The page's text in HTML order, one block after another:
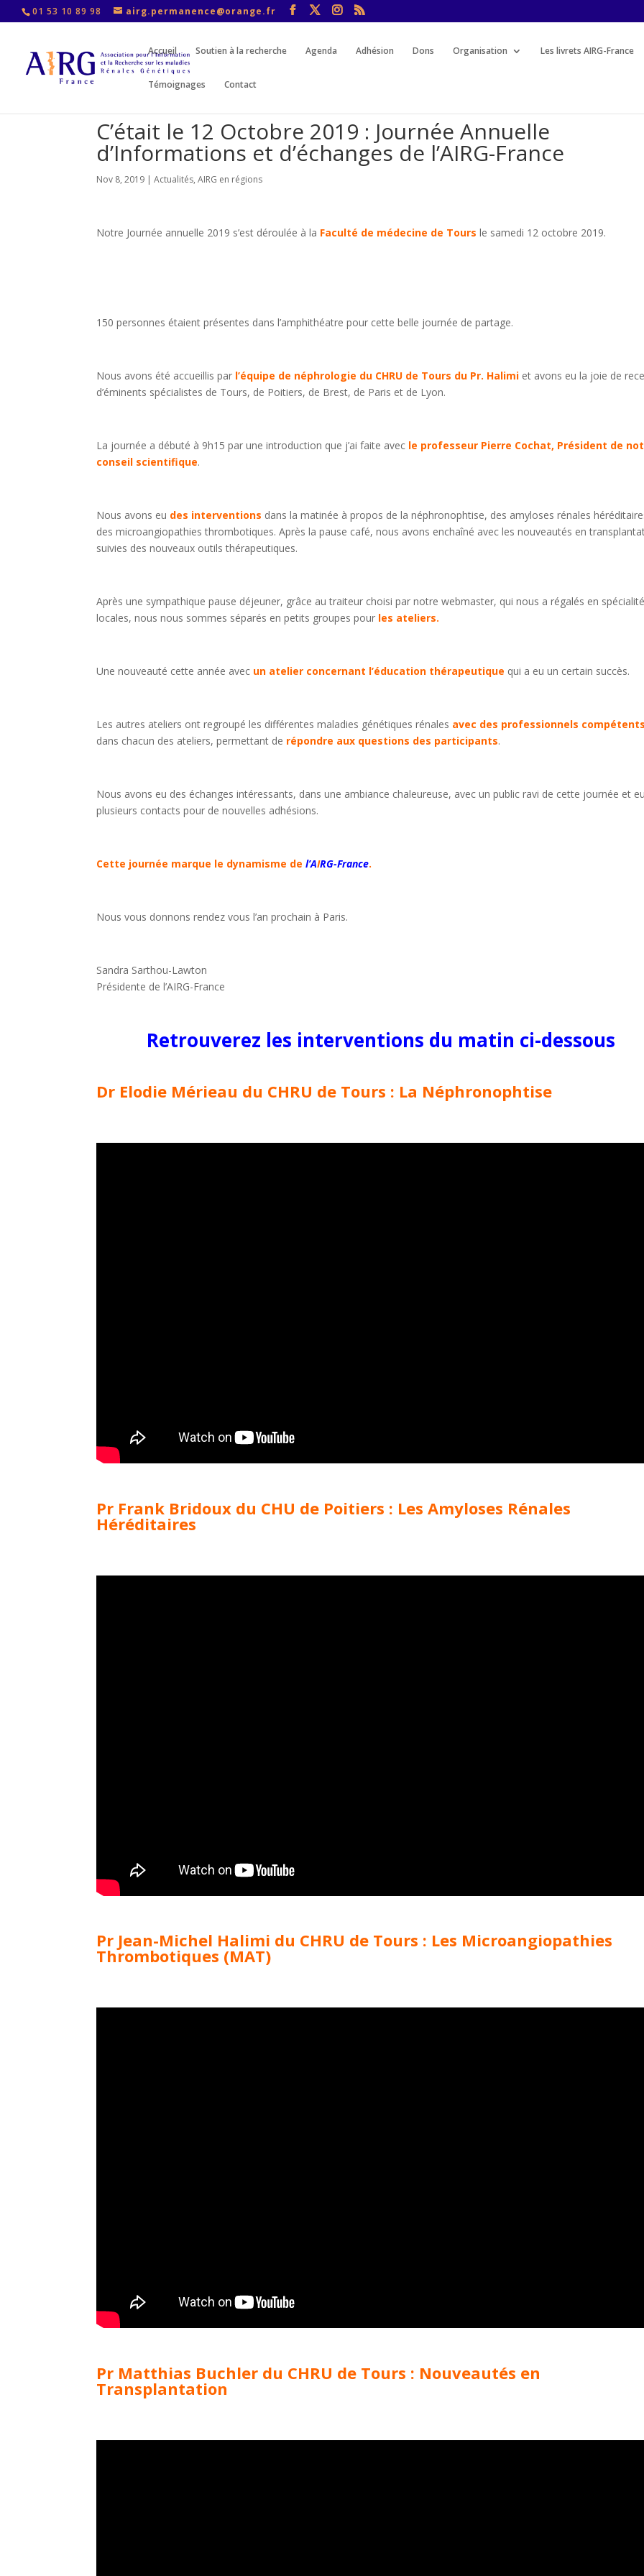
01 53 10 89 98 airg.permanence@orange.fr
Accueil Soutien à la recherche Agenda Adhésion Dons Organisation Les livrets AIRG-France
Témoignages Contact
C’était le 12 Octobre 2019 : Journée Annuelle
d’Informations et d’échanges de l’AIRG-France
Nov 8, 2019 |Actualités,AIRG en régions
Notre Journée annuelle 2019 s’est déroulée à la Faculté de médecine de Tours le samedi 12 octobre 2019.
150 personnes étaient présentes dans l’amphithéatre pour cette belle journée de partage.
Nous avons été accueillis par l’équipe de néphrologie du CHRU de Tours du Pr. Halimi et avons eu la joie de
d’éminents spécialistes de Tours, de Poitiers, de Brest, de Paris et de Lyon.
La journée a débuté à 9h15 par une introduction que j’ai faite avec le professeur Pierre Cochat, Président de
conseil scientifique.
Nous avons eu des interventions dans la matinée à propos de la néphronophtise, des amyloses rénales
des microangiopathies thrombotiques. Après la pause café, nous avons enchaîné avec les nouveautés en
suivies des nouveaux outils thérapeutiques.
Après une sympathique pause déjeuner, grâce au traiteur choisi par notre webmaster, qui nous a régalés en
locales, nous nous sommes séparés en petits groupes pour les ateliers.
Une nouveauté cette année avec un atelier concernant l’éducation thérapeutique qui a eu un certain succès.
Les autres ateliers ont regroupé les différentes maladies génétiques rénales avec des professionnels
dans chacun des ateliers, permettant de répondre aux questions des participants.
Nous avons eu des échanges intéressants, dans une ambiance chaleureuse, avec un public ravi de cette journée et
plusieurs contacts pour de nouvelles adhésions.
Cette journée marque le dynamisme del’AIRG-France.
Nous vous donnons rendez vous l’an prochain à Paris.
Sandra Sarthou-Lawton
Présidente de l’AIRG-France
Retrouverez les interventions du matin ci-dessous
Dr Elodie Mérieau du CHRU de Tours : La Néphronophtise
Pr Frank Bridoux du CHU de Poitiers : Les Amyloses Rénales
Héréditaires
Pr Jean-Michel Halimi du CHRU de Tours : Les Microangiopathies
Thrombotiques (MAT)
Pr Matthias Buchler du CHRU de Tours : Nouveautés en
Transplantation